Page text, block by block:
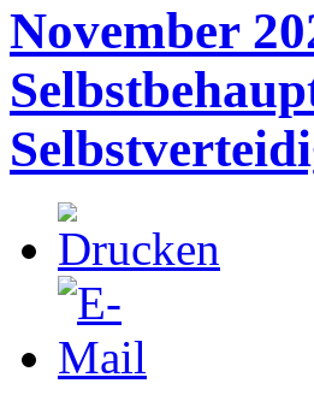
November